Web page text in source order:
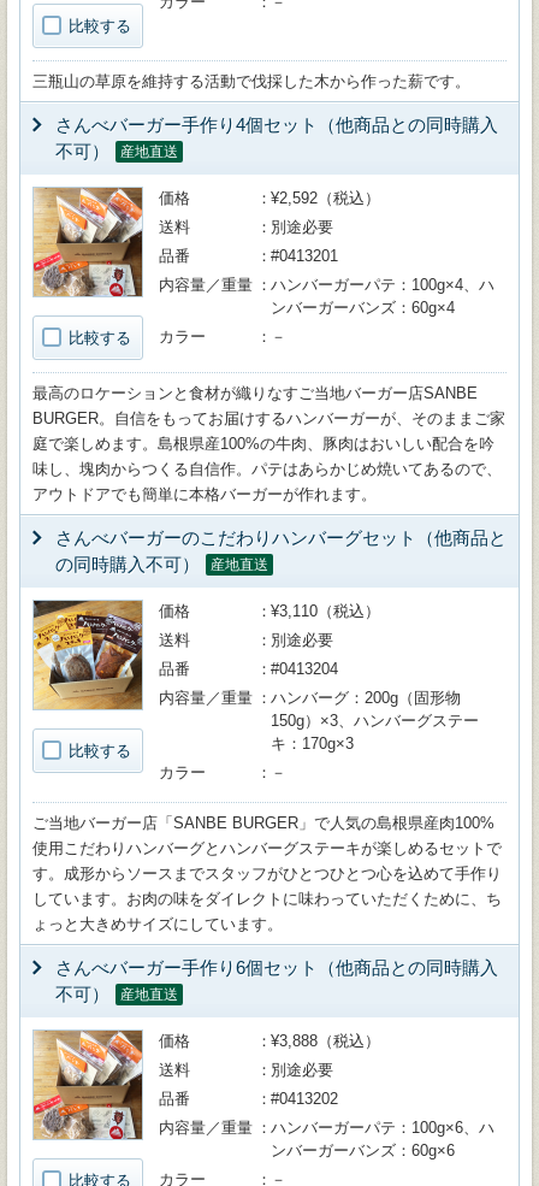
比較する
三瓶山の草原を維持する活動で伐採した木から作った薪です。
さんべバーガー手作り4個セット（他商品との同時購入
不可）
産地直送
比較する
価格
¥2,592（税込）
送料
別途必要
品番
#0413201
内容量／重量
ハンバーガーパテ：100g×4、ハ
ンバーガーバンズ：60g×4
カラー
－
最高のロケーションと食材が織りなすご当地バーガー店SANBE
BURGER。自信をもってお届けするハンバーガーが、そのままご家
庭で楽しめます。島根県産100%の牛肉、豚肉はおいしい配合を吟
味し、塊肉からつくる自信作。パテはあらかじめ焼いてあるので、
アウトドアでも簡単に本格バーガーが作れます。
さんべバーガーのこだわりハンバーグセット（他商品と
の同時購入不可）
産地直送
比較する
価格
¥3,110（税込）
送料
別途必要
品番
#0413204
内容量／重量
ハンバーグ：200g（固形物
150g）×3、ハンバーグステー
キ：170g×3
カラー
－
ご当地バーガー店「SANBE BURGER」で人気の島根県産肉100%
使用こだわりハンバーグとハンバーグステーキが楽しめるセットで
す。成形からソースまでスタッフがひとつひとつ心を込めて手作り
しています。お肉の味をダイレクトに味わっていただくために、ち
ょっと大きめサイズにしています。
さんべバーガー手作り6個セット（他商品との同時購入
不可）
産地直送
比較する
価格
¥3,888（税込）
送料
別途必要
品番
#0413202
内容量／重量
ハンバーガーパテ：100g×6、ハ
ンバーガーバンズ：60g×6
カラー
－